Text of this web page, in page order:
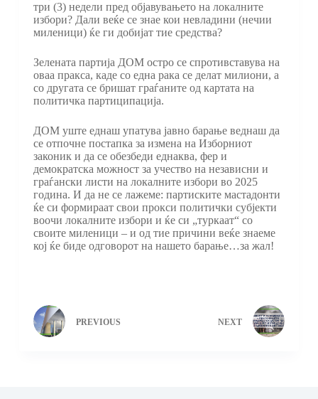
три (3) недели пред објавувањето на локалните
избори? Дали веќе се знае кои невладини (нечии
миленици) ќе ги добијат тие средства?
Зелената партија ДОМ остро се спротивставува на
оваа пракса, каде со една рака се делат милиони, а
со другата се бришат граѓаните од картата на
политичка партиципација.
ДОМ уште еднаш упатува јавно барање веднаш да
се отпочне постапка за измена на Изборниот
законик и да се обезбеди еднаква, фер и
демократска можност за учество на независни и
граѓански листи на локалните избори во 2025
година. И да не се лажеме: партиските мастадонти
ќе си формираат свои прокси политички субјекти
воочи локалните избори и ќе си „туркаат“ со
своите миленици – и од тие причини веќе знаеме
кој ќе биде одговорот на нашето барање…за жал!
PREVIOUS NEXT